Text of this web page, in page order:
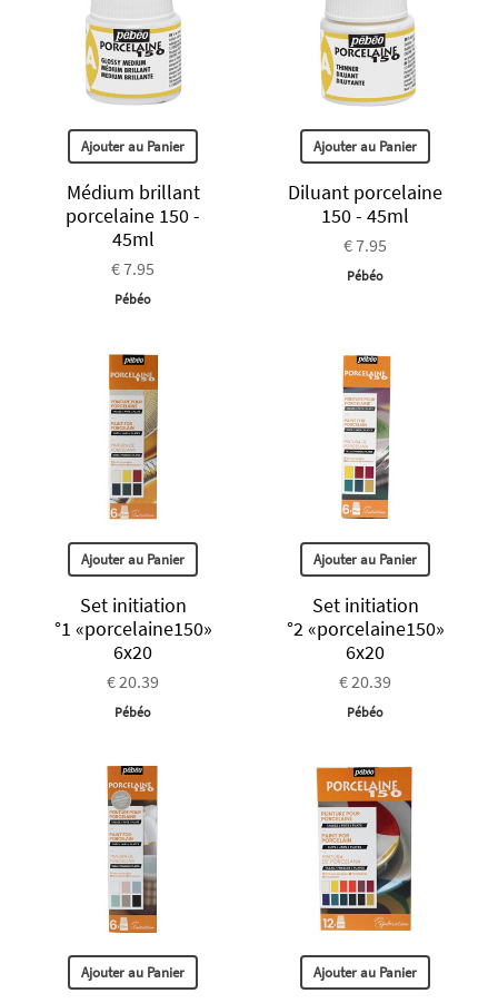
Ajouter au Panier
Médium brillant
porcelaine 150 -
45ml
€ 7.95
Pébéo
Ajouter au Panier
Diluant porcelaine
150 - 45ml
€ 7.95
Pébéo
Ajouter au Panier
Set initiation
°1 «porcelaine150»
6x20
€ 20.39
Pébéo
Ajouter au Panier
Set initiation
°2 «porcelaine150»
6x20
€ 20.39
Pébéo
Ajouter au Panier Ajouter au Panier